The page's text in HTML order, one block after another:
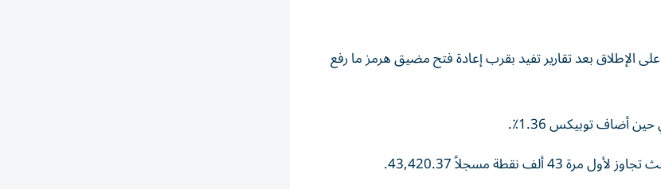
مستوى 65 ألف نقطة لأول مرة على الإطلاق بعد تقارير تفيد بقرب إعادة فتح مضيق هرمز ما رفع
نقطة مسجلاً 43,420.37.